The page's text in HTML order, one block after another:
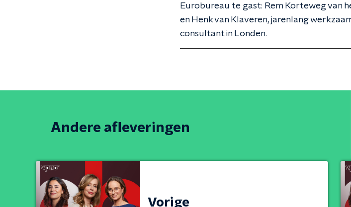
Eurobureau te gast: Rem Korteweg van
en Henk van Klaveren, jarenlang
consultant in Londen.
Andere afleveringen
Vorige